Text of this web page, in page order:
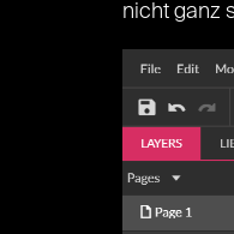
nicht ganz